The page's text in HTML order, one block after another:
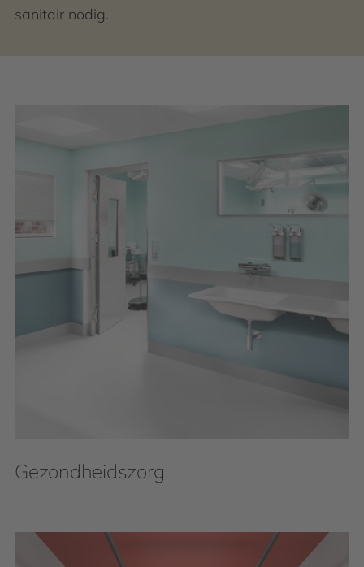
sanitair nodig.
Gezondheidszorg